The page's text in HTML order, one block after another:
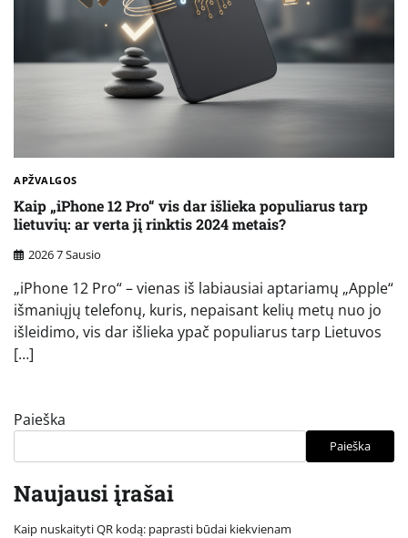
APŽVALGOS
Kaip „iPhone 12 Pro“ vis dar išlieka populiarus tarp
lietuvių: ar verta jį rinktis 2024 metais?
2026 7 Sausio
„iPhone 12 Pro“ – vienas iš labiausiai aptariamų „Apple“
išmaniųjų telefonų, kuris, nepaisant kelių metų nuo jo
išleidimo, vis dar išlieka ypač populiarus tarp Lietuvos
[…]
Paieška
Paieška
Naujausi įrašai
Kaip nuskaityti QR kodą: paprasti būdai kiekvienam